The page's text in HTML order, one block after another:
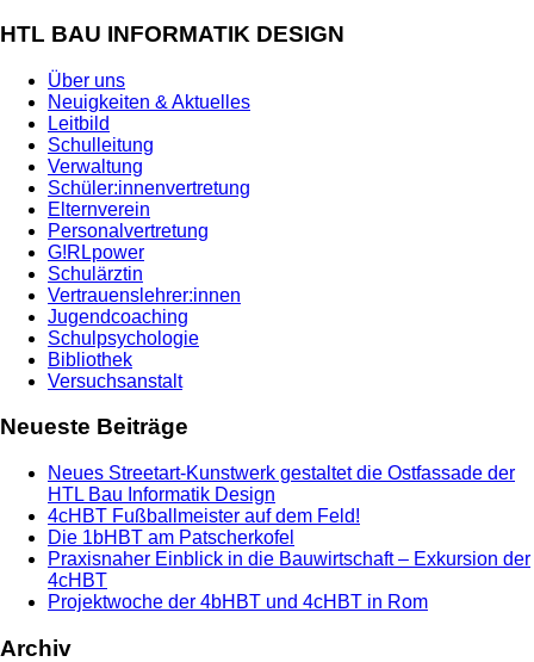
HTL BAU INFORMATIK DESIGN
Über uns
Neuigkeiten & Aktuelles
Leitbild
Schulleitung
Verwaltung
Schüler:innenvertretung
Elternverein
Personalvertretung
G!RLpower
Schulärztin
Vertrauenslehrer:innen
Jugendcoaching
Schulpsychologie
Bibliothek
Versuchsanstalt
Neueste Beiträge
Neues Streetart-Kunstwerk gestaltet die Ostfassade der
HTL Bau Informatik Design
4cHBT Fußballmeister auf dem Feld!
Die 1bHBT am Patscherkofel
Praxisnaher Einblick in die Bauwirtschaft – Exkursion der
4cHBT
Projektwoche der 4bHBT und 4cHBT in Rom
Archiv